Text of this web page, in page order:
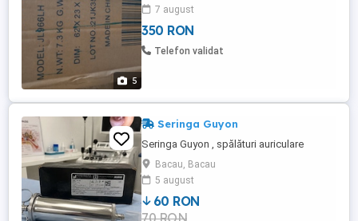
5
7 august
350 RON
Telefon validat
Seringa Guyon
Seringa Guyon , spălături auriculare
Bacau, Bacau
5 august
60 RON
70 RON